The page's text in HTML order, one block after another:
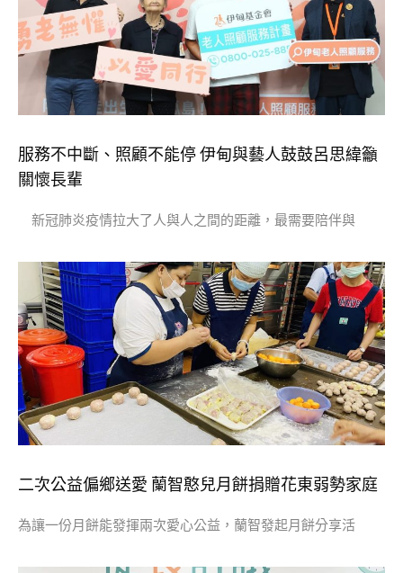
服務不中斷、照顧不能停 伊甸與藝人鼓鼓呂思緯籲
關懷長輩
新冠肺炎疫情拉大了人與人之間的距離，最需要陪伴與
二次公益偏鄉送愛 蘭智憨兒月餅捐贈花東弱勢家庭
為讓一份月餅能發揮兩次愛心公益，蘭智發起月餅分享活